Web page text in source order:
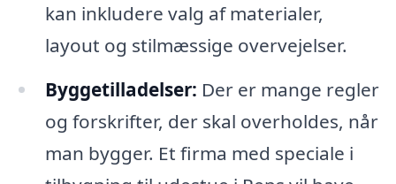
kan inkludere valg af materialer,
layout og stilmæssige overvejelser.
Byggetilladelser: Der er mange regler
og forskrifter, der skal overholdes, når
man bygger. Et firma med speciale i